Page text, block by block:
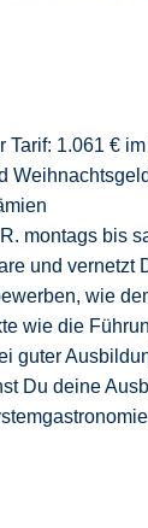
Tarif: 1.061 €
Weihnachtsgeld
montags bis
und vernetzt
wie
wie die
guter
Du deine